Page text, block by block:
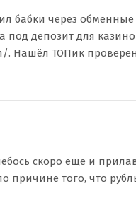
бабки через обменные
под депозит для
Нашёл ТОПик
скоро еще и
причине того, что